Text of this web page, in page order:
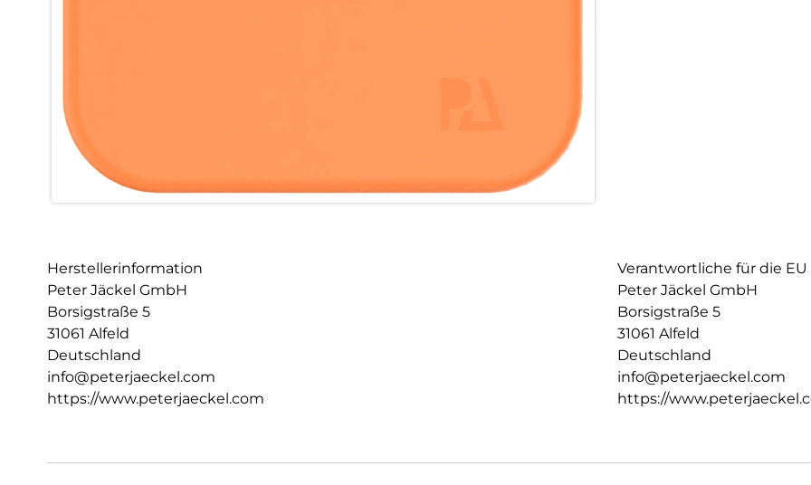
Herstellerinformation
Peter Jäckel GmbH
Borsigstraße 5
31061 Alfeld
Deutschland
info@peterjaeckel.com
https://www.peterjaeckel.com
Verantwortliche für die EU
Peter Jäckel GmbH
Borsigstraße 5
31061 Alfeld
Deutschland
info@peterjaeckel.com
https://